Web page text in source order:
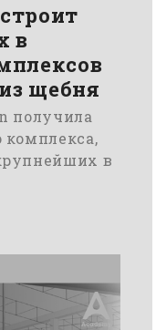
в
щебня
получила
комплекса,
в